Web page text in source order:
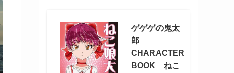
ゲゲゲの鬼太
郎
CHARACTER
BOOK ねこ